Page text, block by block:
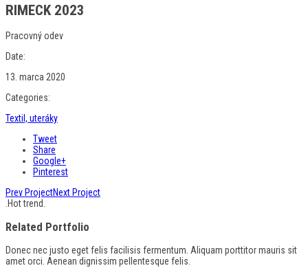
RIMECK 2023
Pracovný odev
Date:
13. marca 2020
Categories:
Textil, uteráky
Tweet
Share
Google+
Pinterest
Prev ProjectNext Project
.Hot trend.
Related Portfolio
Donec nec justo eget felis facilisis fermentum. Aliquam porttitor mauris sit
amet orci. Aenean dignissim pellentesque felis.